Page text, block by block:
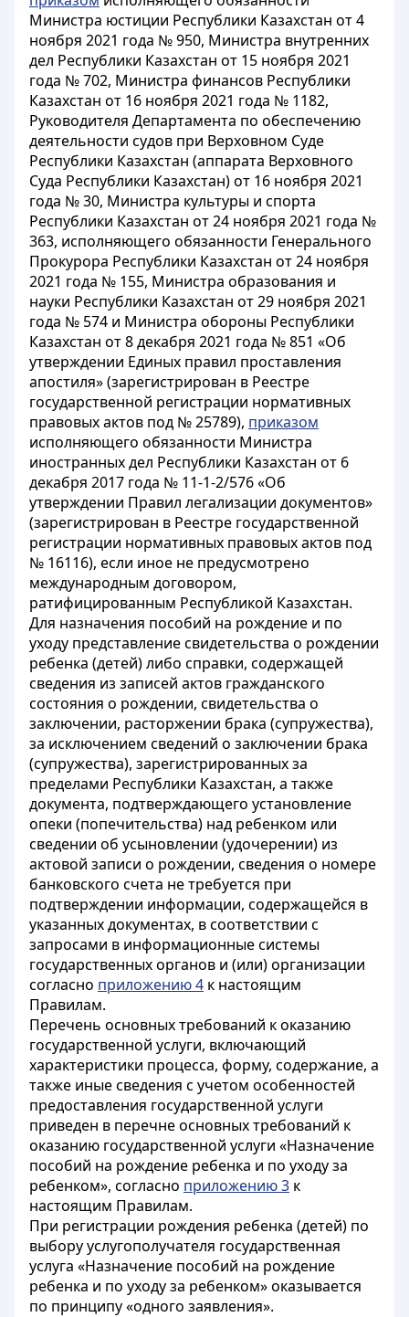
Министра юстиции Республики Казахстан от 4
ноября 2021 года № 950, Министра внутренних
дел Республики Казахстан от 15 ноября 2021
года № 702, Министра финансов Республики
Казахстан от 16 ноября 2021 года № 1182,
Руководителя Департамента по обеспечению
деятельности судов при Верховном Суде
Республики Казахстан (аппарата Верховного
Суда Республики Казахстан) от 16 ноября 2021
года № 30, Министра культуры и спорта
Республики Казахстан от 24 ноября 2021 года №
363, исполняющего обязанности Генерального
Прокурора Республики Казахстан от 24 ноября
2021 года № 155, Министра образования и
науки Республики Казахстан от 29 ноября 2021
года № 574 и Министра обороны Республики
Казахстан от 8 декабря 2021 года № 851 «Об
утверждении Единых правил проставления
апостиля» (зарегистрирован в Реестре
государственной регистрации нормативных
правовых актов под № 25789), приказом
исполняющего обязанности Министра
иностранных дел Республики Казахстан от 6
декабря 2017 года № 11-1-2/576 «Об
утверждении Правил легализации документов»
(зарегистрирован в Реестре государственной
регистрации нормативных правовых актов под
№ 16116), если иное не предусмотрено
международным договором,
ратифицированным Республикой Казахстан.
Для назначения пособий на рождение и по
уходу представление свидетельства о рождении
ребенка (детей) либо справки, содержащей
сведения из записей актов гражданского
состояния о рождении, свидетельства о
заключении, расторжении брака (супружества),
за исключением сведений о заключении брака
(супружества), зарегистрированных за
пределами Республики Казахстан, а также
документа, подтверждающего установление
опеки (попечительства) над ребенком или
сведении об усыновлении (удочерении) из
актовой записи о рождении, сведения о номере
банковского счета не требуется при
подтверждении информации, содержащейся в
указанных документах, в соответствии с
запросами в информационные системы
государственных органов и (или) организации
согласно приложению 4 к настоящим
Правилам.
Перечень основных требований к оказанию
государственной услуги, включающий
характеристики процесса, форму, содержание, а
также иные сведения с учетом особенностей
предоставления государственной услуги
приведен в перечне основных требований к
оказанию государственной услуги «Назначение
пособий на рождение ребенка и по уходу за
ребенком», согласно приложению 3 к
настоящим Правилам.
При регистрации рождения ребенка (детей) по
выбору услугополучателя государственная
услуга «Назначение пособий на рождение
ребенка и по уходу за ребенком» оказывается
по принципу «одного заявления».